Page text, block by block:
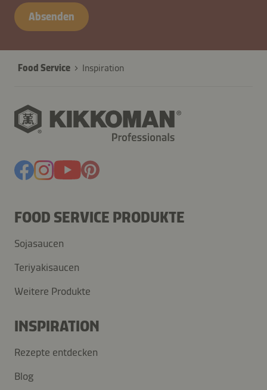
Absenden
Food Service Inspiration
FOOD SERVICE PRODUKTE
Sojasaucen
Teriyakisaucen
Weitere Produkte
INSPIRATION
Rezepte entdecken
Blog